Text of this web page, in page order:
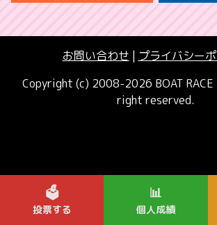
お問い合わせ | プライバシー
Copyright (c) 2008-2026 BOAT RACE
right reserved.
🗳️
投票する
📊
個人成績